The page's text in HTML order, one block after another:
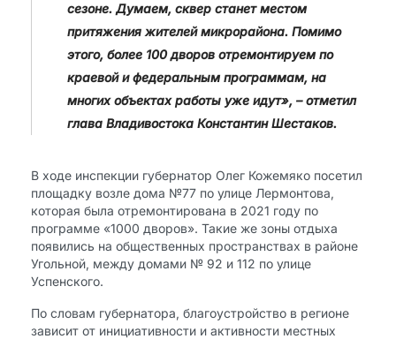
сезоне. Думаем, сквер станет местом
притяжения жителей микрорайона. Помимо
этого, более 100 дворов отремонтируем по
краевой и федеральным программам, на
многих объектах работы уже идут», – отметил
глава Владивостока Константин Шестаков.
В ходе инспекции губернатор Олег Кожемяко посетил
площадку возле дома №77 по улице Лермонтова,
которая была отремонтирована в 2021 году по
программе «1000 дворов». Такие же зоны отдыха
появились на общественных пространствах в районе
Угольной, между домами № 92 и 112 по улице
Успенского.
По словам губернатора, благоустройство в регионе
зависит от инициативности и активности местных